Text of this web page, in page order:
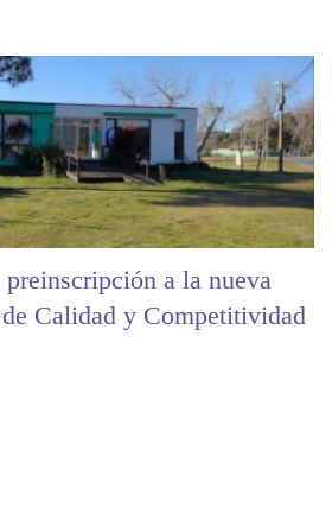
preinscripción a la nueva
Calidad y Competitividad